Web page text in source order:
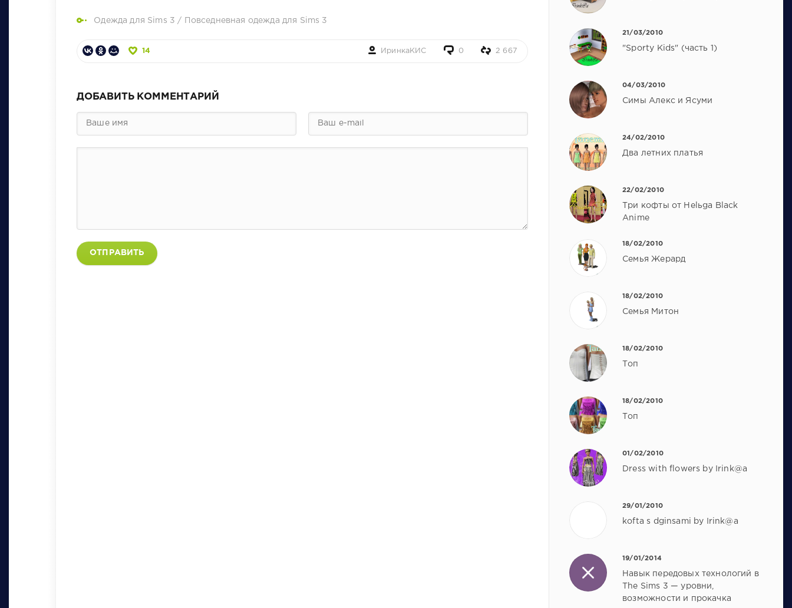
Одежда для Sims 3 / Повседневная одежда для Sims 3
14 ИринкаКИС 0 2 667
ДОБАВИТЬ КОММЕНТАРИЙ
ОТПРАВИТЬ
21/03/2010
"Sporty Kids" (часть 1)
04/03/2010
Симы Алекс и Ясуми
24/02/2010
Два летних платья
22/02/2010
Три кофты от Helьga Black
Anime
18/02/2010
Семья Жерард
18/02/2010
Семья Митон
18/02/2010
Топ
18/02/2010
Топ
01/02/2010
Dress with flowers by Irink@a
29/01/2010
kofta s dginsami by Irink@a
19/01/2014
Навык передовых технологий в
The Sims 3 — уровни,
возможности и прокачка